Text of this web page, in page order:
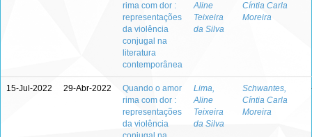
rima com dor :
representações
da violência
conjugal na
literatura
contemporânea
Aline
Teixeira
da Silva
Cíntia Carla
Moreira
15-Jul-2022 29-Abr-2022
Quando o amor
rima com dor :
representações
da violência
Lima,
Aline
Teixeira
da Silva
Schwantes,
Cíntia Carla
Moreira